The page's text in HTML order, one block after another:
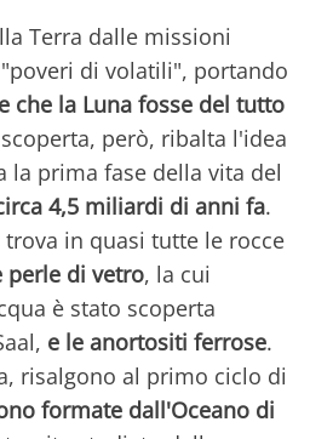
Terra dalle missioni
di volatili", portando
che la Luna fosse del tutto
però, ribalta l'idea
la prima fase della vita del
4,5 miliardi di anni fa.
in quasi tutte le rocce
perle di vetro, la cui
è stato scoperta
e le anortositi ferrose.
risalgono al primo ciclo di
formate dall'Oceano di